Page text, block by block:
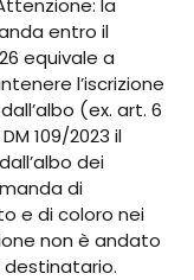
la
entro il
equivale a
l’iscrizione
(ex. art. 6
109/2023 il
dei
di
e di coloro nei
non è andato